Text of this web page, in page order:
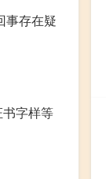
事存在疑
字样等